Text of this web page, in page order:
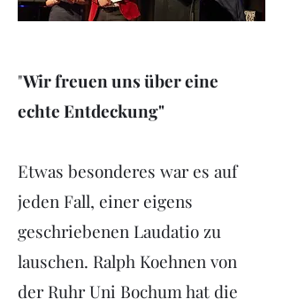
"Wir freuen uns über eine
echte Entdeckung"
Etwas besonderes war es auf
jeden Fall, einer eigens
geschriebenen Laudatio zu
lauschen. Ralph Koehnen von
der Ruhr Uni Bochum hat die